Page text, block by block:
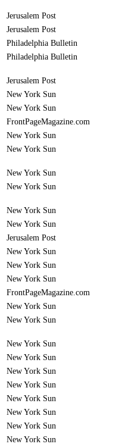
Jerusalem Post
Jerusalem Post
Philadelphia Bulletin
Philadelphia Bulletin
Jerusalem Post
New York Sun
New York Sun
FrontPageMagazine.com
New York Sun
New York Sun
New York Sun
New York Sun
New York Sun
New York Sun
Jerusalem Post
New York Sun
New York Sun
New York Sun
FrontPageMagazine.com
New York Sun
New York Sun
New York Sun
New York Sun
New York Sun
New York Sun
New York Sun
New York Sun
New York Sun
New York Sun